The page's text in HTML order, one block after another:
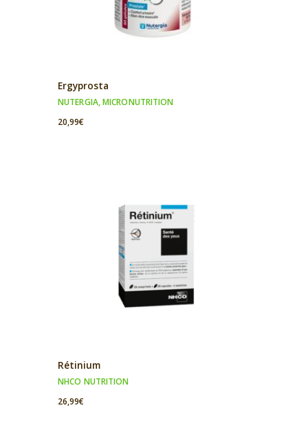
Ergyprosta
NUTERGIA,MICRONUTRITION
20,99€
Rétinium
NHCO NUTRITION
26,99€